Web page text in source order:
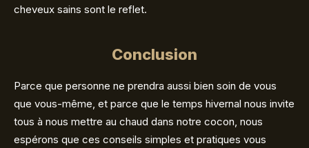
cheveux sains sont le reflet.
Conclusion
Parce que personne ne prendra aussi bien soin de vous
que vous-même, et parce que le temps hivernal nous invite
tous à nous mettre au chaud dans notre cocon, nous
espérons que ces conseils simples et pratiques vous